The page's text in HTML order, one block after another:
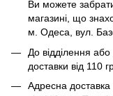
Ви можете
магазині, що
м. Одеса, вул.
До відділення
доставки від 110
Адресна доставка